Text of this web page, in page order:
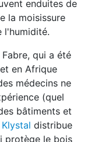
enduites de
la moisissure
l'humidité.
qui a été
en Afrique
médecins ne
(quel
bâtiments et
distribue
protège le bois